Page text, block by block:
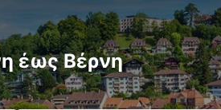
έως Βέρνη